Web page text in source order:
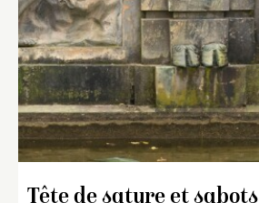
Tête de satyre et sabots